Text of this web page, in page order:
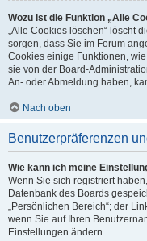
Wozu ist die Funktion „Alle
„Alle Cookies löschen“ löscht
sorgen, dass Sie im Forum
Cookies einige Funktionen,
sie von der Board-
An- oder Abmeldung haben,
Nach oben
Benutzerpräferenzen
Wie kann ich meine
Wenn Sie sich registriert
Datenbank des Boards
„Persönlichen Bereich“; der
wenn Sie auf Ihren
Einstellungen ändern.